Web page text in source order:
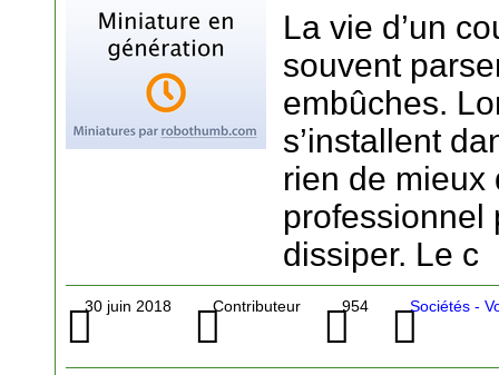
La vie d’un
souvent
embûches.
s’installent
rien de mieux
professionnel
dissiper. Le c
30 juin 2018 Contributeur 954 Sociétés -